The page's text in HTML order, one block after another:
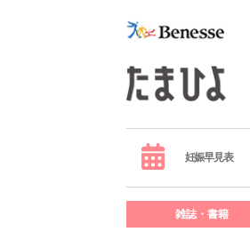
妊娠早見表
雑誌・書籍